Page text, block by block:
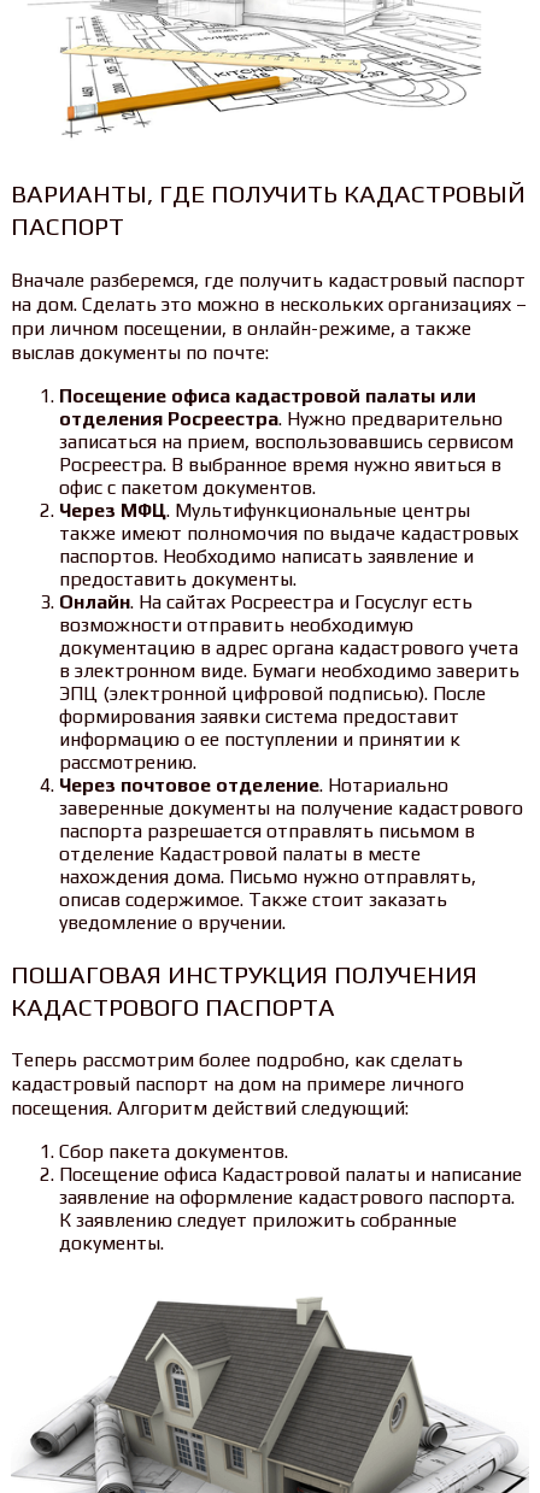
ВАРИАНТЫ, ГДЕ ПОЛУЧИТЬ КАДАСТРОВЫЙ
ПАСПОРТ
Вначале разберемся, где получить кадастровый паспорт
на дом. Сделать это можно в нескольких организациях –
при личном посещении, в онлайн-режиме, а также
выслав документы по почте:
Посещение офиса кадастровой палаты или
отделения Росреестра. Нужно предварительно
записаться на прием, воспользовавшись сервисом
Росреестра. В выбранное время нужно явиться в
офис с пакетом документов.
Через МФЦ. Мультифункциональные центры
также имеют полномочия по выдаче кадастровых
паспортов. Необходимо написать заявление и
предоставить документы.
Онлайн. На сайтах Росреестра и Госуслуг есть
возможности отправить необходимую
документацию в адрес органа кадастрового учета
в электронном виде. Бумаги необходимо заверить
ЭПЦ (электронной цифровой подписью). После
формирования заявки система предоставит
информацию о ее поступлении и принятии к
рассмотрению.
Через почтовое отделение. Нотариально
заверенные документы на получение кадастрового
паспорта разрешается отправлять письмом в
отделение Кадастровой палаты в месте
нахождения дома. Письмо нужно отправлять,
описав содержимое. Также стоит заказать
уведомление о вручении.
ПОШАГОВАЯ ИНСТРУКЦИЯ ПОЛУЧЕНИЯ
КАДАСТРОВОГО ПАСПОРТА
Теперь рассмотрим более подробно, как сделать
кадастровый паспорт на дом на примере личного
посещения. Алгоритм действий следующий:
Сбор пакета документов.
Посещение офиса Кадастровой палаты и написание
заявление на оформление кадастрового паспорта.
К заявлению следует приложить собранные
документы.